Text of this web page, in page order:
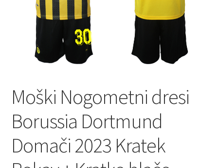
Zaključek nakupa
Moški Nogometni dresi
Borussia Dortmund
Domači 2023 Kratek